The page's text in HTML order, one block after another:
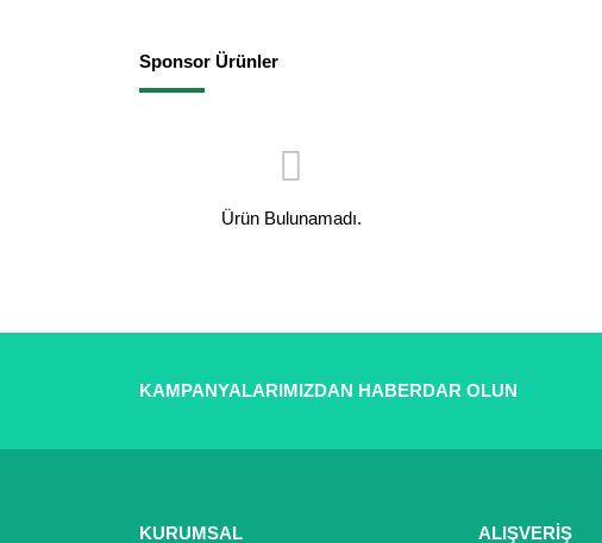
Sponsor Ürünler
Ürün Bulunamadı.
KAMPANYALARIMIZDAN HABERDAR OLUN
KURUMSAL ALIŞVERİŞ